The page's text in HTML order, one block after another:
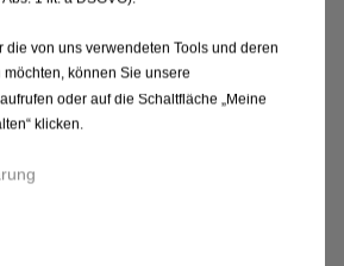
-
FLEXIBEL
kaufen
die von uns verwendeten Tools und deren
können Sie unsere
oder auf die Schaltfläche „Meine
klicken.